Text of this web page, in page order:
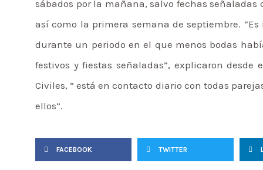
sábados por la mañana, salvo fechas señaladas
así como la primera semana de septiembre.
durante un periodo en el que menos bodas
festivos y fiestas señaladas”, explicaron
Civiles, “ está en contacto diario con todas
ellos”.
FACEBOOK TWITTER